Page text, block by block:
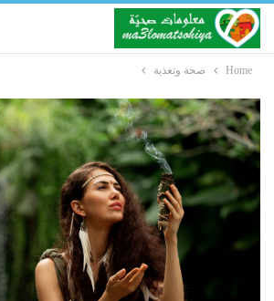
Home صحة وتغذية